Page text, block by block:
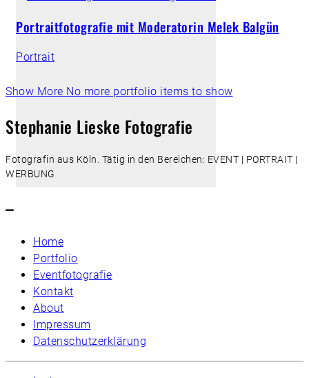
Portraitfotografie mit Moderatorin Melek Balgün
Portrait
Show More No more portfolio items to show
Stephanie Lieske Fotografie
Fotografin aus Köln. Tätig in den Bereichen: EVENT | PORTRAIT |
WERBUNG
–
Home
Portfolio
Eventfotografie
Kontakt
About
Impressum
Datenschutzerklärung